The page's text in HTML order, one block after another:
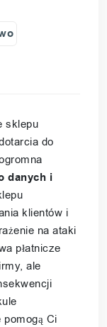
sklepu
do
danych i
klientów i
na ataki
płatnicze
ale
Ci